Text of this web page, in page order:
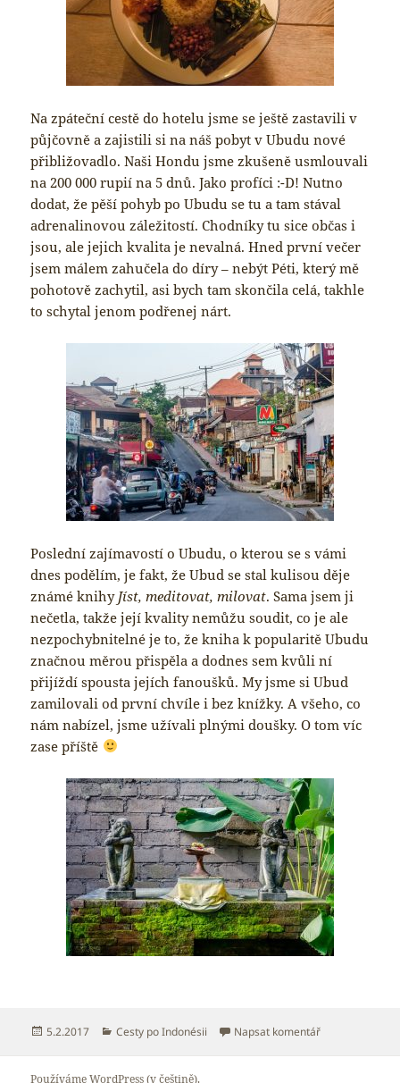
Na zpáteční cestě do hotelu jsme se ještě zastavili v
půjčovně a zajistili si na náš pobyt v Ubudu nové
přibližovadlo. Naši Hondu jsme zkušeně usmlouvali
na 200 000 rupií na 5 dnů. Jako profíci :-D! Nutno
dodat, že pěší pohyb po Ubudu se tu a tam stával
adrenalinovou záležitostí. Chodníky tu sice občas i
jsou, ale jejich kvalita je nevalná. Hned první večer
jsem málem zahučela do díry – nebýt Péti, který mě
pohotově zachytil, asi bych tam skončila celá, takhle
to schytal jenom podřenej nárt.
Poslední zajímavostí o Ubudu, o kterou se s vámi
dnes podělím, je fakt, že Ubud se stal kulisou děje
známé knihy Jíst, meditovat, milovat. Sama jsem ji
nečetla, takže její kvality nemůžu soudit, co je ale
nezpochybnitelné je to, že kniha k popularitě Ubudu
značnou měrou přispěla a dodnes sem kvůli ní
přijíždí spousta jejích fanoušků. My jsme si Ubud
zamilovali od první chvíle i bez knížky. A všeho, co
nám nabízel, jsme užívali plnými doušky. O tom víc
zase příště
Publikováno:
5.2.2017 Rubriky:
Cesty po Indonésii Napsat komentářpro text s
Používáme WordPress (v češtině).